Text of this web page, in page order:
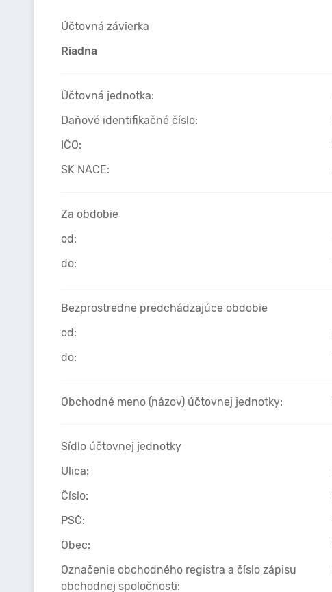
Účtovná závierka
Riadna
Účtovná jednotka:
Daňové identifikačné číslo:
IČO:
SK NACE:
Za obdobie
od:
do:
Bezprostredne predchádzajúce obdobie
od:
do:
Obchodné meno (názov) účtovnej jednotky:
Sídlo účtovnej jednotky
Ulica:
Číslo:
PSČ:
Obec:
Označenie obchodného registra a číslo zápisu
obchodnej spoločnosti: